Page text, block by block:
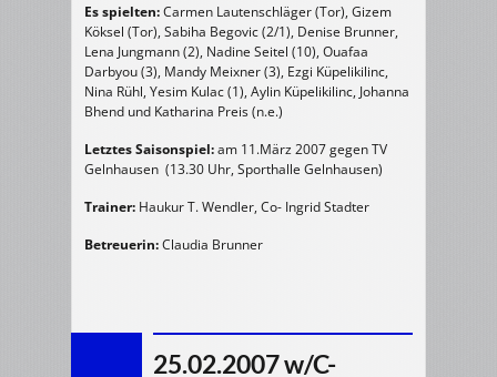
Es spielten:Carmen Lautenschläger (Tor), Gizem
Köksel (Tor), Sabiha Begovic (2/1), Denise Brunner,
Lena Jungmann (2), Nadine Seitel (10), Ouafaa
Darbyou (3), Mandy Meixner (3), Ezgi Küpelikilinc,
Nina Rühl, Yesim Kulac (1), Aylin Küpelikilinc, Johanna
Bhend und Katharina Preis (n.e.)
Letztes Saisonspiel:am 11.März 2007 gegen TV
Gelnhausen (13.30 Uhr, Sporthalle Gelnhausen)
Trainer: Haukur T. Wendler, Co- Ingrid Stadter
Betreuerin:Claudia Brunner
25.02.2007 w/C-